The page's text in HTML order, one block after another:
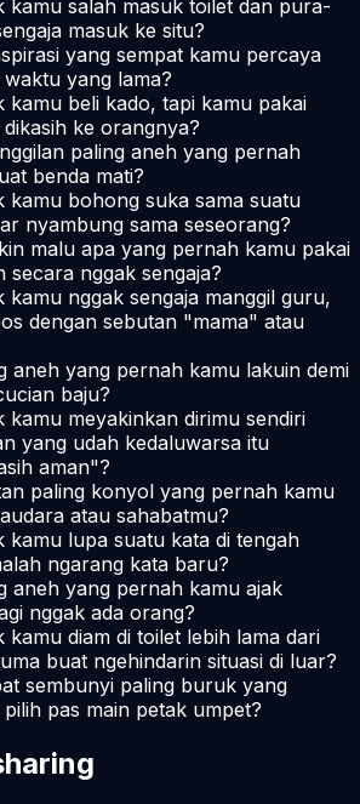
kamu salah masuk toilet dan pura-
masuk ke situ?
yang sempat kamu percaya
yang lama?
kamu beli kado, tapi kamu pakai
ke orangnya?
paling aneh yang pernah
benda mati?
kamu bohong suka sama suatu
nyambung sama seseorang?
malu apa yang pernah kamu pakai
secara nggak sengaja?
kamu nggak sengaja manggil guru,
dengan sebutan "mama" atau
aneh yang pernah kamu lakuin demi
baju?
kamu meyakinkan dirimu sendiri
yang udah kedaluwarsa itu
aman"?
paling konyol yang pernah kamu
atau sahabatmu?
kamu lupa suatu kata di tengah
ngarang kata baru?
aneh yang pernah kamu ajak
nggak ada orang?
kamu diam di toilet lebih lama dari
buat ngehindarin situasi di luar?
sembunyi paling buruk yang
pas main petak umpet?